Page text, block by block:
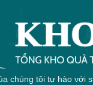
chúng tôi tự hào với